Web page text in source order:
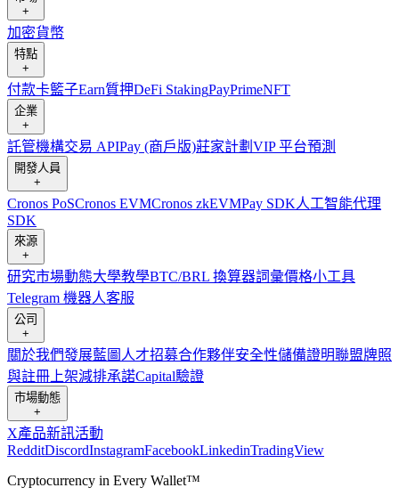
+
加密貨幣
特點
+
付款卡籃子Earn質押DeFi StakingPayPrimeNFT
企業
+
託管機構交易 APIPay (商戶版)莊家計劃 VIP 平台預測
開發人員
+
Cronos PoSCronos EVMCronos zkEVMPay SDK人工智能代理
SDK
來源
+
研究市場動態大學教學BTC/BRL 換算器詞彙價格小工具
Telegram 機器人客服
公司
+
關於我們發展藍圖 人才招募合作夥伴安全性儲備證明聯盟牌照
與註冊 上架減排承諾Capital驗證
市場動態
+
X產品新訊活動
RedditDiscordInstagramFacebookLinkedinTradingView
Cryptocurrency in Every Wallet™